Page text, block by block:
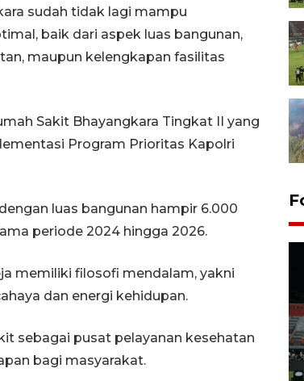
sudah tidak lagi mampu
baik dari aspek luas bangunan,
maupun kelengkapan fasilitas
Sakit Bhayangkara Tingkat II yang
Program Prioritas Kapolri
luas bangunan hampir 6.000
periode 2024 hingga 2026.
memiliki filosofi mendalam, yakni
dan energi kehidupan.
sebagai pusat pelayanan kesehatan
bagi masyarakat.
Tiga matra TNI unjuk
kemampuan tempur Perisai
Trisila Nusantara dalam